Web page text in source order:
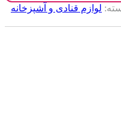
لوازم قنادی و آشپزخانه